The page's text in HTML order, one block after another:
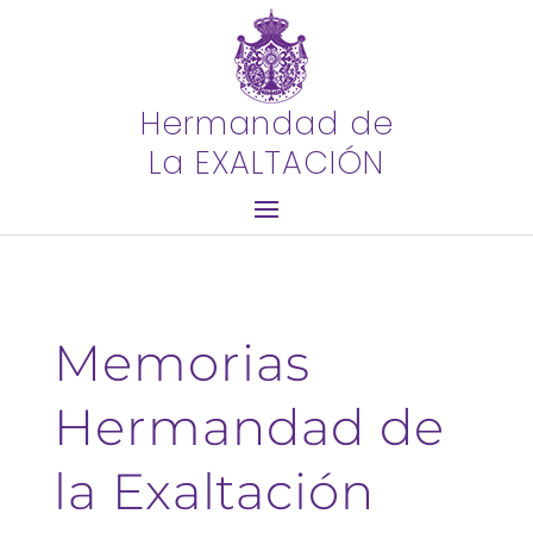
Hermandad de
La EXALTACIÓN
Memorias
Hermandad de
la Exaltación